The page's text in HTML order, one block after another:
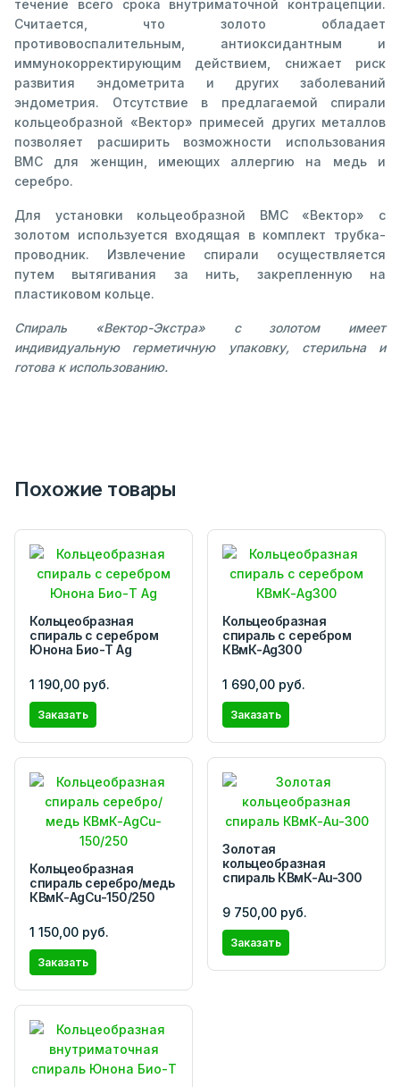
течение всего срока внутриматочной контрацепции.
Считается, что золото обладает
противовоспалительным, антиоксидантным и
иммунокорректирующим действием, снижает риск
развития эндометрита и других заболеваний
эндометрия. Отсутствие в предлагаемой спирали
кольцеобразной «Вектор» примесей других металлов
позволяет расширить возможности использования
ВМС для женщин, имеющих аллергию на медь и
серебро.
Для установки кольцеобразной ВМС «Вектор» с
золотом используется входящая в комплект трубка-
проводник. Извлечение спирали осуществляется
путем вытягивания за нить, закрепленную на
пластиковом кольце.
Спираль «Вектор-Экстра» с золотом имеет
индивидуальную герметичную упаковку, стерильна и
готова к использованию.
Похожие товары
Кольцеобразная
спираль с серебром
Юнона Био-Т Ag
1 190,00 руб.
Заказать
Кольцеобразная
спираль с серебром
КВмК-Ag300
1 690,00 руб.
Заказать
Кольцеобразная
спираль серебро/медь
КВмК-AgCu-150/250
1 150,00 руб.
Заказать
Золотая
кольцеобразная
спираль КВмК-Au-300
9 750,00 руб.
Заказать